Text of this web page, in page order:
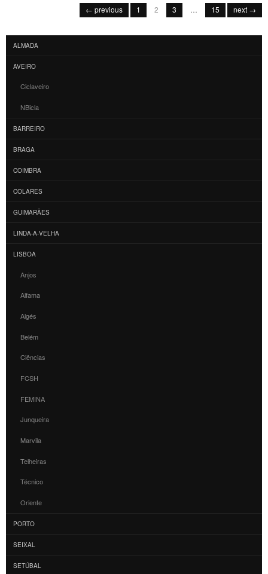
← previous 1 2 3 … 15 next →
ALMADA
AVEIRO
Ciclaveiro
NBicla
BARREIRO
BRAGA
COIMBRA
COLARES
GUIMARÃES
LINDA-A-VELHA
LISBOA
Anjos
Alfama
Algés
Belém
Ciências
FCSH
FEMINA
Junqueira
Marvila
Telheiras
Técnico
Oriente
PORTO
SEIXAL
SETÚBAL